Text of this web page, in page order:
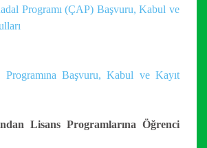
Programı (ÇAP) Başvuru, Kabul ve
Programına Başvuru, Kabul ve Kayıt
Lisans Programlarına Öğrenci